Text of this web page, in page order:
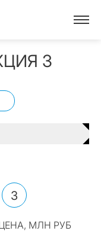
3
Секция 18
3
МЛН РУБ